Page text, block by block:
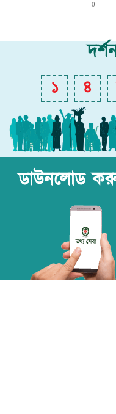
0
১ ৪
ডাউনলোড